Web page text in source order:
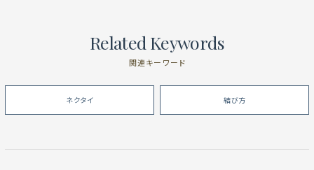
Related Keywords
関連キーワード
ネクタイ 結び方